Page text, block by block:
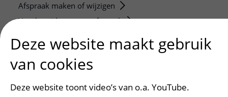
Afspraak maken of wijzigen
Voorbereiden op uw afspraak
Wijzigen patiëntgegevens
Opvragen kopie dossier
Bezoektijden
Onderwijs en onderzoek
Deze website maakt gebruik
van cookies
Deze website toont video’s van o.a. YouTube.